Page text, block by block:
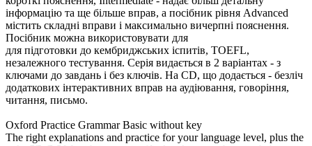
інформацію та ще більше вправ, а посібник рівня Advanced
містить складні вправи і максимально вичерпні пояснення.
Посібник можна використовувати для
для підготовки до кембриджських іспитів, TOEFL,
незалежного тестування. Серія видається в 2 варіантах - з
ключами до завдань і без ключів. На CD, що додається - безліч
додаткових інтерактивних вправ на аудіювання, говоріння,
читання, письмо.
Oxford Practice Grammar Basic without key
The right explanations and practice for your language level, plus the